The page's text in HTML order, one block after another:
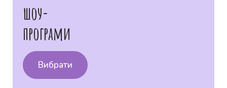
шоу-
програми
Вибрати